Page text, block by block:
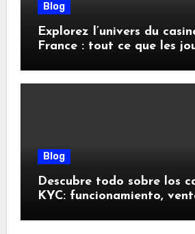
Blog
Explorez l’univers du
France : tout ce que les
Blog
Descubre todo sobre los
KYC: funcionamiento,